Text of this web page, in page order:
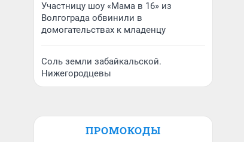
Участницу шоу «Мама в 16» из
Волгограда обвинили в
домогательствах к младенцу
Соль земли забайкальской.
Нижегородцевы
ПРОМОКОДЫ